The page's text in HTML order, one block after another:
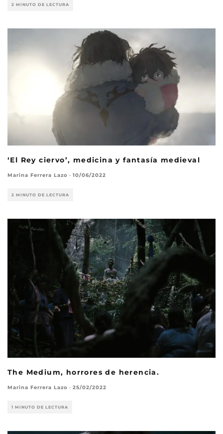
2 MINUTO DE LECTURA
‘El Rey ciervo’, medicina y fantasía medieval
Marina Ferrera Lazo · 10/06/2022
2 MINUTO DE LECTURA
The Medium, horrores de herencia.
Marina Ferrera Lazo · 25/02/2022
1 MINUTO DE LECTURA